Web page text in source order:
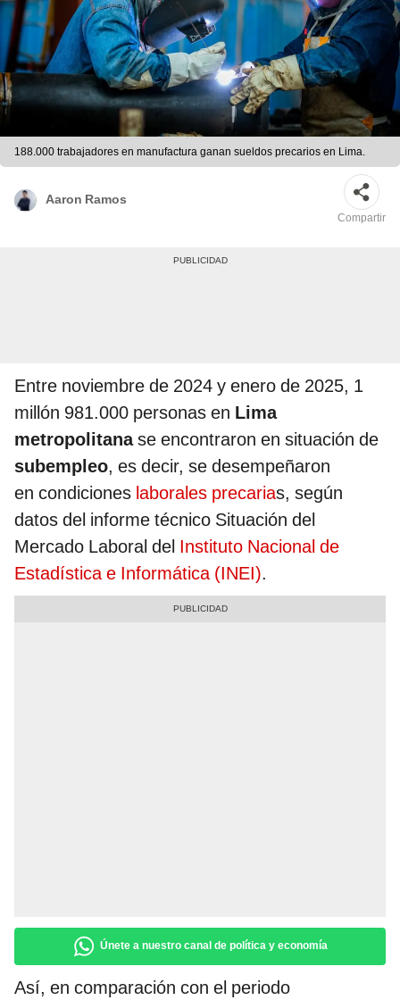
188.000 trabajadores en manufactura ganan sueldos precarios en Lima.
Aaron Ramos
Compartir
Entre noviembre de 2024 y enero de 2025, 1
millón 981.000 personas en Lima
metropolitanase encontraron en situación de
subempleo, es decir, se desempeñaron
en condiciones laborales precarias, según
datos del informe técnico Situación del
Mercado Laboral del Instituto Nacional de
Estadística e Informática (INEI).
Únete a nuestro canal de política y economía
Así, en comparación con el periodo